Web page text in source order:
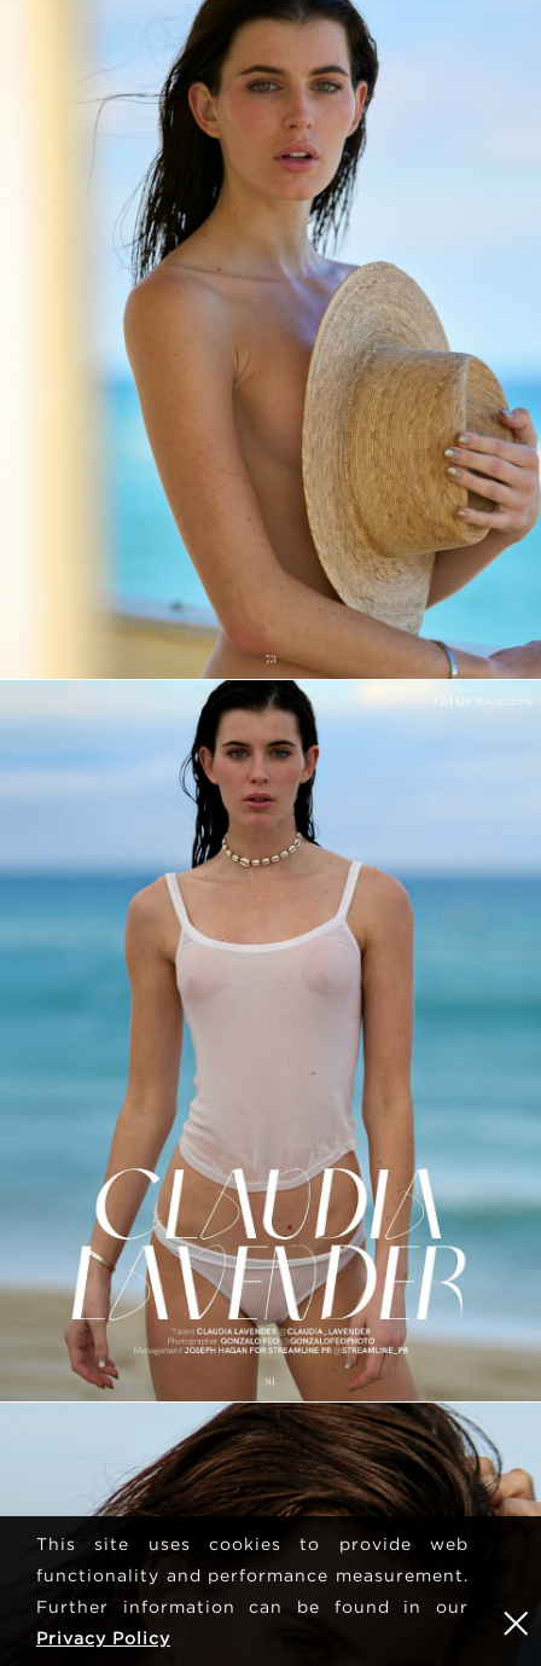
This site uses cookies to provide web
functionality and performance measurement.
Further information can be found in our
Privacy Policy